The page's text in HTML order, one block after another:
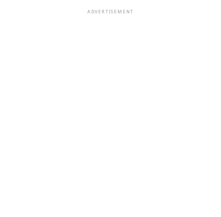
ADVERTISEMENT